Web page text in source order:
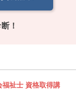
！
福祉士 資格取得講